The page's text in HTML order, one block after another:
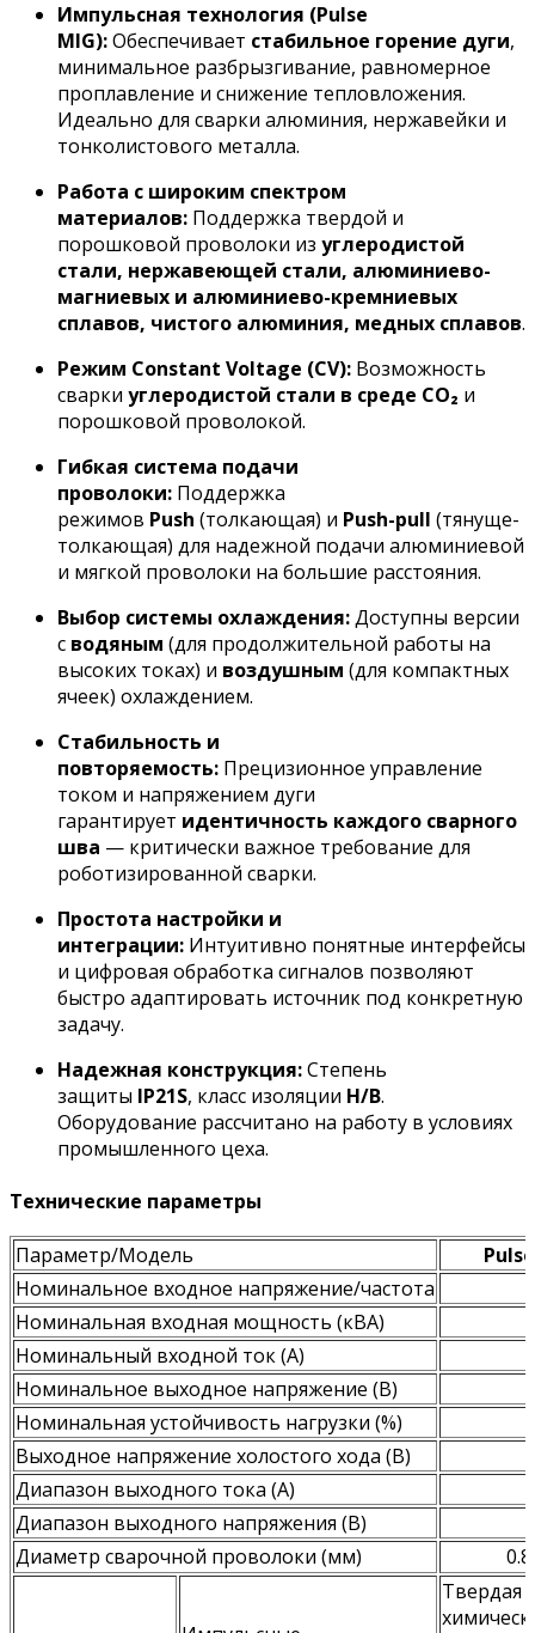
Импульсная технология (Pulse
MIG):Обеспечивает стабильное горение дуги,
минимальное разбрызгивание, равномерное
проплавление и снижение тепловложения.
Идеально для сварки алюминия, нержавейки и
тонколистового металла.
Работа с широким спектром
материалов: Поддержка твердой и
порошковой проволоки из углеродистой
стали, нержавеющей стали, алюминиево-
магниевых и алюминиево-кремниевых
сплавов, чистого алюминия, медных сплавов.
Режим Constant Voltage (CV): Возможность
сварки углеродистой стали в среде CO₂ и
порошковой проволокой.
Гибкая система подачи
проволоки: Поддержка
режимов Push (толкающая) и Push-pull (тянуще-
толкающая) для надежной подачи алюминиевой
и мягкой проволоки на большие расстояния.
Выбор системы охлаждения:Доступны версии
с водяным (для продолжительной работы на
высоких токах) и воздушным (для компактных
ячеек) охлаждением.
Стабильность и
повторяемость: Прецизионное управление
током и напряжением дуги
гарантирует идентичность каждого сварного
шва — критически важное требование для
роботизированной сварки.
Простота настройки и
интеграции: Интуитивно понятные интерфейсы
и цифровая обработка сигналов позволяют
быстро адаптировать источник под конкретную
задачу.
Надежная конструкция:Степень
защиты IP21S, класс изоляции H/B.
Оборудование рассчитано на работу в условиях
промышленного цеха.
Технические параметры
Параметр/Модель
Номинальное входное напряжение/частота
Номинальная входная мощность (кВА)
Номинальный входной ток (А)
Номинальное выходное напряжение (В)
Номинальная устойчивость нагрузки (%)
Выходное напряжение холостого хода (В)
Диапазон выходного тока (А)
Диапазон выходного напряжения (В)
Диаметр сварочной проволоки (мм)
Твердая